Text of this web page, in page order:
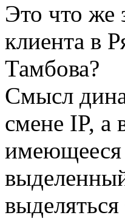
Это что же
клиента в
Тамбова?
Смысл
смене IP, а
имеющееся